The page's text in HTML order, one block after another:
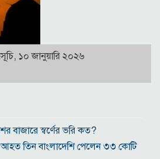
১০ জানুয়ারি ২০২৬
বাজারে স্বর্ণের ভরি কত?
আহত তিন বাংলাদেশি পেলেন ৩৩ কোটি